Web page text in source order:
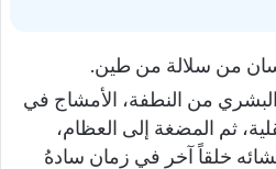
من سلالة من طين.
من النطفة، الأمشاج في
ثم المضغة إلى العظام،
خلقاً آخر في زمان سادهُ